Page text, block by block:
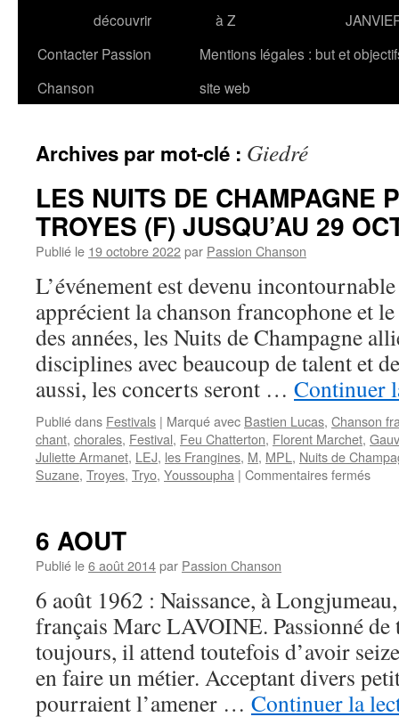
découvrir
à Z
Contacter Passion
Chanson
Mentions légales : but et
site web
Archives par mot-clé : Giedré
LES NUITS DE CHAMPAGNE
TROYES (F) JUSQU’AU 29
Publié le 19 octobre 2022par Passion Chanson
L’événement est devenu
apprécient la chanson francophone et
des années, les Nuits de Champagne
disciplines avec beaucoup de talent et
aussi, les concerts seront … Continuer
Publié dans Festivals | Marqué avec Bastien Lucas, Chanson
chant, chorales, Festival, Feu Chatterton, Florent Marchet,
Juliette Armanet, LEJ, les Frangines, M, MPL , Nuits de
Suzane, Troyes, Tryo, Youssoupha | Commentaires ferméssur
(F)
29
2022
6 AOUT
Publié le6 août 2014par Passion Chanson
6 août 1962 : Naissance, à
français Marc LAVOINE. Passionné de
toujours, il attend toutefois d’avoir
en faire un métier. Acceptant divers
pourraient l’amener … Continuer la